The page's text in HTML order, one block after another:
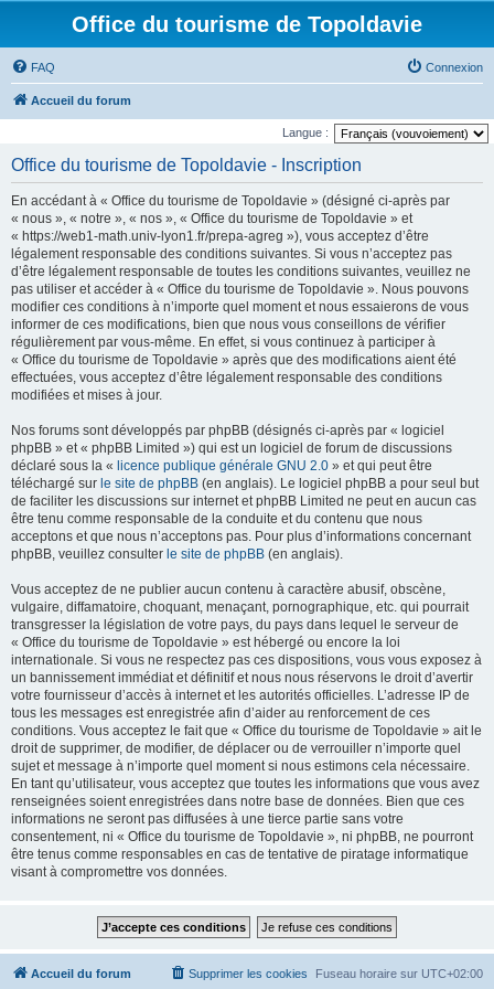
Office du tourisme de Topoldavie
FAQ Connexion
Accueil du forum
Langue :
Office du tourisme de Topoldavie - Inscription
En accédant à « Office du tourisme de Topoldavie » (désigné ci-après par
« nous », « notre », « nos », « Office du tourisme de Topoldavie » et
« https://web1-math.univ-lyon1.fr/prepa-agreg »), vous acceptez d’être
légalement responsable des conditions suivantes. Si vous n’acceptez pas
d’être légalement responsable de toutes les conditions suivantes, veuillez ne
pas utiliser et accéder à « Office du tourisme de Topoldavie ». Nous pouvons
modifier ces conditions à n’importe quel moment et nous essaierons de vous
informer de ces modifications, bien que nous vous conseillons de vérifier
régulièrement par vous-même. En effet, si vous continuez à participer à
« Office du tourisme de Topoldavie » après que des modifications aient été
effectuées, vous acceptez d’être légalement responsable des conditions
modifiées et mises à jour.
Nos forums sont développés par phpBB (désignés ci-après par « logiciel
phpBB » et « phpBB Limited ») qui est un logiciel de forum de discussions
déclaré sous la « licence publique générale GNU 2.0 » et qui peut être
téléchargé sur le site de phpBB (en anglais). Le logiciel phpBB a pour seul but
de faciliter les discussions sur internet et phpBB Limited ne peut en aucun cas
être tenu comme responsable de la conduite et du contenu que nous
acceptons et que nous n’acceptons pas. Pour plus d’informations concernant
phpBB, veuillez consulter le site de phpBB (en anglais).
Vous acceptez de ne publier aucun contenu à caractère abusif, obscène,
vulgaire, diffamatoire, choquant, menaçant, pornographique, etc. qui pourrait
transgresser la législation de votre pays, du pays dans lequel le serveur de
« Office du tourisme de Topoldavie » est hébergé ou encore la loi
internationale. Si vous ne respectez pas ces dispositions, vous vous exposez à
un bannissement immédiat et définitif et nous nous réservons le droit d’avertir
votre fournisseur d’accès à internet et les autorités officielles. L’adresse IP de
tous les messages est enregistrée afin d’aider au renforcement de ces
conditions. Vous acceptez le fait que « Office du tourisme de Topoldavie » ait le
droit de supprimer, de modifier, de déplacer ou de verrouiller n’importe quel
sujet et message à n’importe quel moment si nous estimons cela nécessaire.
En tant qu’utilisateur, vous acceptez que toutes les informations que vous avez
renseignées soient enregistrées dans notre base de données. Bien que ces
informations ne seront pas diffusées à une tierce partie sans votre
consentement, ni « Office du tourisme de Topoldavie », ni phpBB, ne pourront
être tenus comme responsables en cas de tentative de piratage informatique
visant à compromettre vos données.
Accueil du forum Fuseau horaire sur UTC+02:00
Supprimer les cookies